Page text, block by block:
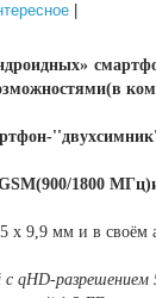
1800
х 9,9 мм и в своём
qHD-разрешением